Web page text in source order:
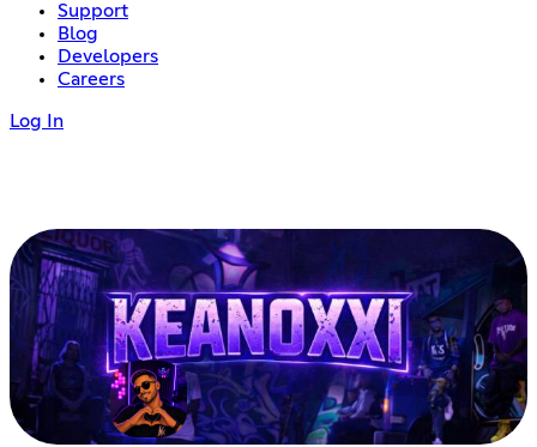
Support
Blog
Developers
Careers
Log In